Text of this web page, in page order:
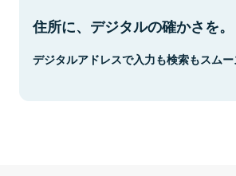
住所に、デジタルの確かさを。
デジタルアドレスで入力も検索もスムー